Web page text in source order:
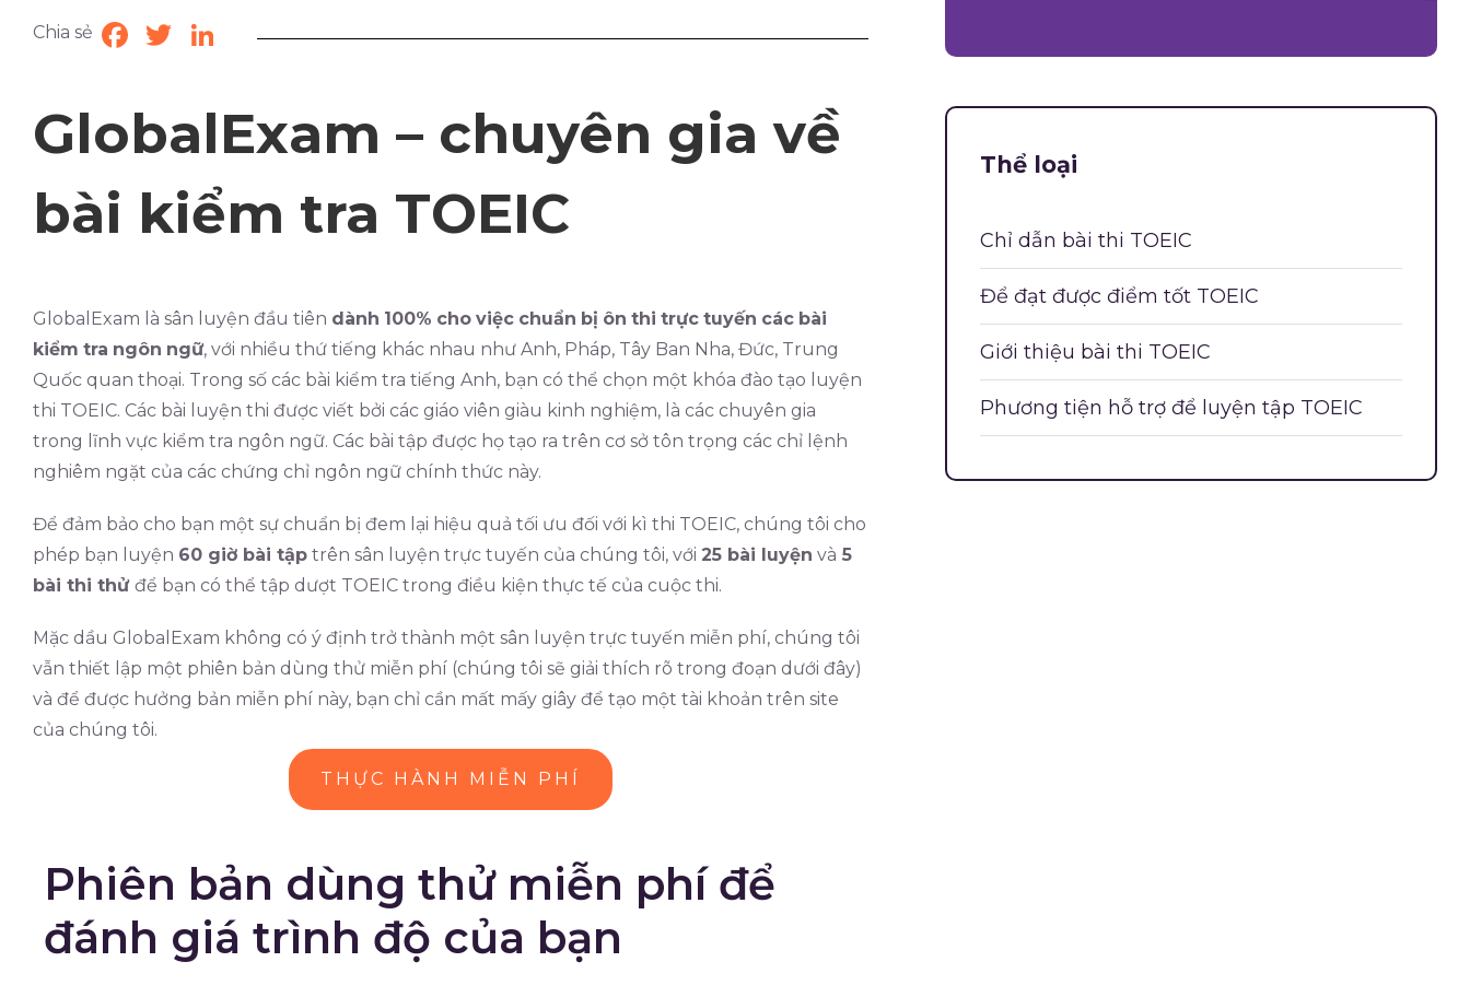
Chia sẻ Facebook
TwitterLinkedIn
GlobalExam – chuyên gia về
bài kiểm tra TOEIC
GlobalExam là sân luyện đầu tiên dành 100% cho việc chuẩn bị ôn thi trực tuyến các bài
kiểm tra ngôn ngữ, với nhiều thứ tiếng khác nhau như Anh, Pháp, Tây Ban Nha, Đức, Trung
Quốc quan thoại. Trong số các bài kiểm tra tiếng Anh, bạn có thể chọn một khóa đào tạo luyện
thi TOEIC. Các bài luyện thi được viết bởi các giáo viên giàu kinh nghiệm, là các chuyên gia
trong lĩnh vực kiểm tra ngôn ngữ. Các bài tập được họ tạo ra trên cơ sở tôn trọng các chỉ lệnh
nghiêm ngặt của các chứng chỉ ngôn ngữ chính thức này.
Để đảm bảo cho bạn một sự chuẩn bị đem lại hiệu quả tối ưu đối với kì thi TOEIC, chúng tôi cho
phép bạn luyện 60 giờ bài tập trên sân luyện trực tuyến của chúng tôi, với 25 bài luyện và 5
bài thi thử để bạn có thể tập dượt TOEIC trong điều kiện thực tế của cuộc thi.
Mặc dầu GlobalExam không có ý định trở thành một sân luyện trực tuyến miễn phí, chúng tôi
vẫn thiết lập một phiên bản dùng thử miễn phí (chúng tôi sẽ giải thích rõ trong đoạn dưới đây)
và để được hưởng bản miễn phí này, bạn chỉ cần mất mấy giây để tạo một tài khoản trên site
của chúng tôi.
THỰC HÀNH MIỄN PHÍ
Phiên bản dùng thử miễn phí để
đánh giá trình độ của bạn
Thể loại
Chỉ dẫn bài thi TOEIC
Để đạt được điểm tốt TOEIC
Giới thiệu bài thi TOEIC
Phương tiện hỗ trợ để luyện tập TOEIC